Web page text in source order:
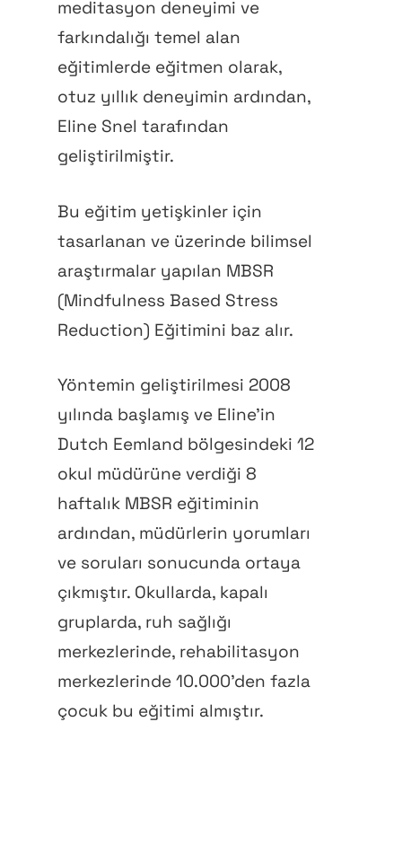
meditasyon deneyimi ve
farkındalığı temel alan
eğitimlerde eğitmen olarak,
otuz yıllık deneyimin ardından,
Eline Snel tarafından
geliştirilmiştir.
Bu eğitim yetişkinler için
tasarlanan ve üzerinde bilimsel
araştırmalar yapılan MBSR
(Mindfulness Based Stress
Reduction) Eğitimini baz alır.
Yöntemin geliştirilmesi 2008
yılında başlamış ve Eline’in
Dutch Eemland bölgesindeki 12
okul müdürüne verdiği 8
haftalık MBSR eğitiminin
ardından, müdürlerin yorumları
ve soruları sonucunda ortaya
çıkmıştır. Okullarda, kapalı
gruplarda, ruh sağlığı
merkezlerinde, rehabilitasyon
merkezlerinde 10.000’den fazla
çocuk bu eğitimi almıştır.